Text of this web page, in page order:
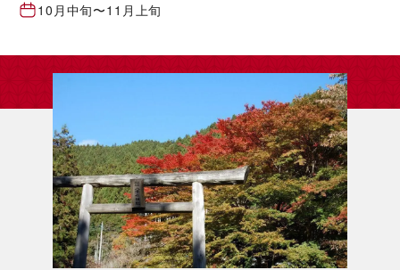
10月中旬〜11月上旬